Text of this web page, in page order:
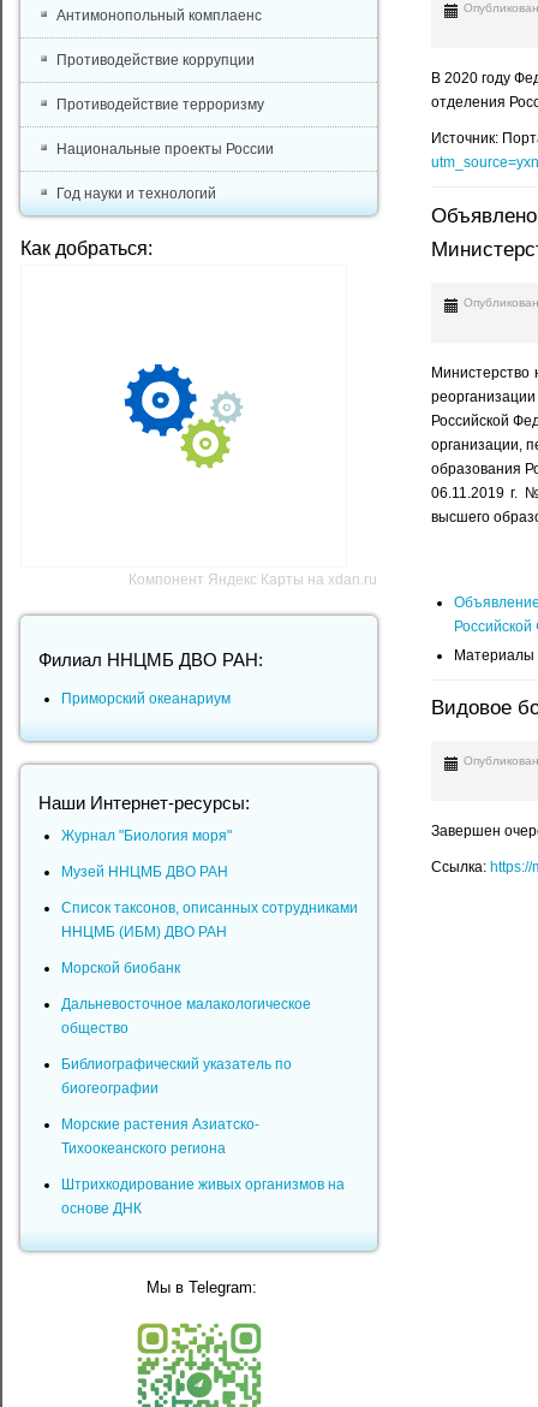
В 2020 году
отделения
Источник:
Объявлено
Министерство
Российской
организации,
образования
06.11.2019 г.
высшего
Видовое
Завершен
Ссылка:
Антимонопольный комплаенс
Противодействие коррупции
Противодействие терроризму
Национальные проекты России
Год науки и технологий
Как добраться:
Компонент Яндекс Карты на xdan.ru
Филиал ННЦМБ ДВО РАН:
Приморский океанариум
Наши Интернет-ресурсы:
Журнал "Биология моря"
Музей ННЦМБ ДВО РАН
Список таксонов, описанных сотрудниками
ННЦМБ (ИБМ) ДВО РАН
Морской биобанк
Дальневосточное малакологическое
общество
Библиографический указатель по
биогеографии
Морские растения Азиатско-
Тихоокеанского региона
Штрихкодирование живых организмов на
основе ДНК
Мы в Telegram: